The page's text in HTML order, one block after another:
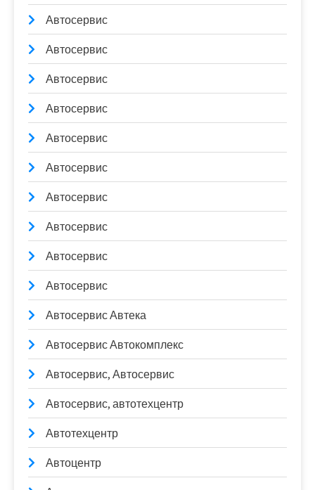
Автосервис
Автосервис
Автосервис
Автосервис
Автосервис
Автосервис
Автосервис
Автосервис
Автосервис
Автосервис
Автосервис Автека
Автосервис Автокомплекс
Автосервис, Автосервис
Автосервис, автотехцентр
Автотехцентр
Автоцентр